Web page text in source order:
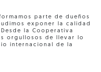
parte de dueños
exponer la calidad
la Cooperativa
orgullosos de llevar lo
internacional de la